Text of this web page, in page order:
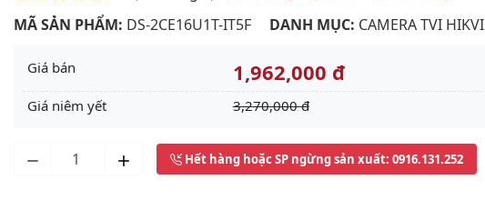
MÃ SẢN PHẨM: DS-2CE16U1T-IT5F DANH MỤC: CAMERA TVI
Giá bán 1,962,000 đ
Giá niêm yết 3,270,000 đ
Hết hàng hoặc SP ngừng sản xuất: 0916.131.252